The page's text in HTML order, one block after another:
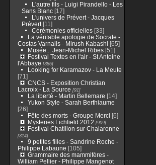
L'autre fils - Luigi Pirandello - Les
Sans Blanc[17]
L'univers de Prévert - Jacques
Prévert[11]
Cérémonies officielles[33]
La véritable apologie de Socrate -
Costas Varnalis - Mirush Kabashi [65]
Musée... Jean-Michel Ribes[51]
Festival Textes en l'air - St Antoine
l'Abbaye [386]
Looking for Karamazov - La Meute
[71]
CNCS - Exposition Christian
Lacroix - La Source [91]
La liberté - Martin Bellemare [14]
Yukon Style - Sarah Berthiaume
[26]
Fête des morts - Groupe Merci [6]
Mysteries Lichfield 2012 [909]
Festival Chatillon sur Chalaronne
[314]
9 petites filles - Sandrine Roche -
Philippe Labaune [105]
Grammaire des mammifères -
William Pellier - Philippe Mangenot